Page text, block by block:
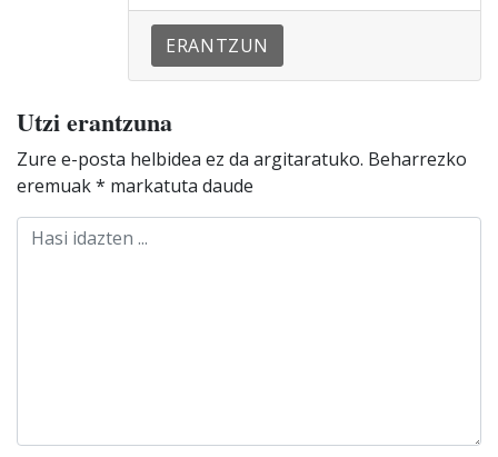
ERANTZUN
Utzi erantzuna
Zure e-posta helbidea ez da argitaratuko. Beharrezko
eremuak* markatuta daude